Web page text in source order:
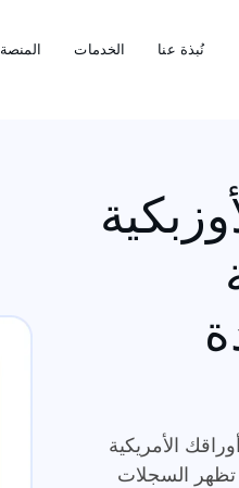
نُبذة عنا الخدمات المنصة
الأمريكية
تظهر السجلات